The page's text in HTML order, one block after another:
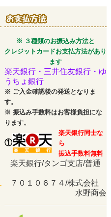
※ ３種類のお振込み方法と
クレジットカードお支払方法があり
ます
楽天銀行・三井住友銀行・ゆ
うちょ銀行
※ ご入金確認後の発送となりま
す。
※ 振込み手数料はお客様負担にな
ります。
①
楽天銀行同士な
ら
振込手数料無料
楽天銀行/タンゴ支店/普通
７０１０６７４/株式会社
水野商会